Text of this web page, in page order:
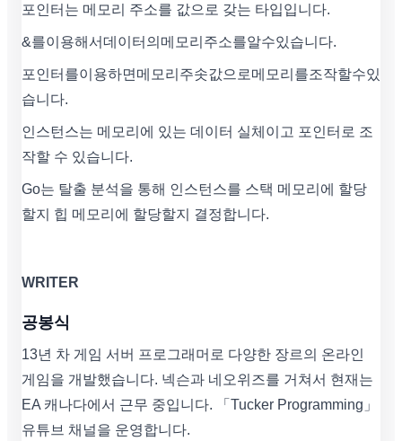
포인터는 메모리 주소를 값으로 갖는 타입입니다.
&를이용해서데이터의메모리주소를알수있습니다.
포인터를이용하면메모리주솟값으로메모리를조작할수있
습니다.
인스턴스는 메모리에 있는 데이터 실체이고 포인터로 조
작할 수 있습니다.
Go는 탈출 분석을 통해 인스턴스를 스택 메모리에 할당
할지 힙 메모리에 할당할지 결정합니다.
WRITER
공봉식
13년 차 게임 서버 프로그래머로 다양한 장르의 온라인
게임을 개발했습니다. 넥슨과 네오위즈를 거쳐서 현재는
EA 캐나다에서 근무 중입니다. 「Tucker Programming」
유튜브 채널을 운영합니다.